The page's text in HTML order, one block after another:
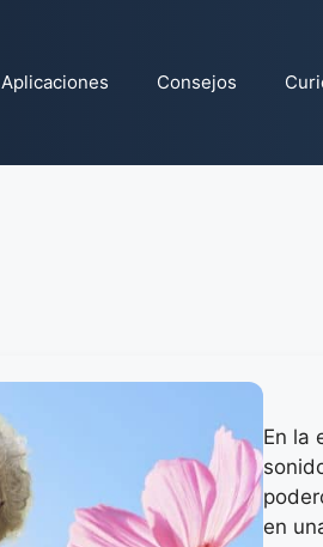
Aplicaciones Consejos
En la
en